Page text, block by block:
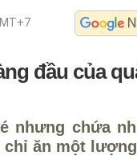
đầu của
nhưng chứa
chỉ ăn một